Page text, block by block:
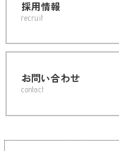
採用情報
recruit
お問い合わせ
contact